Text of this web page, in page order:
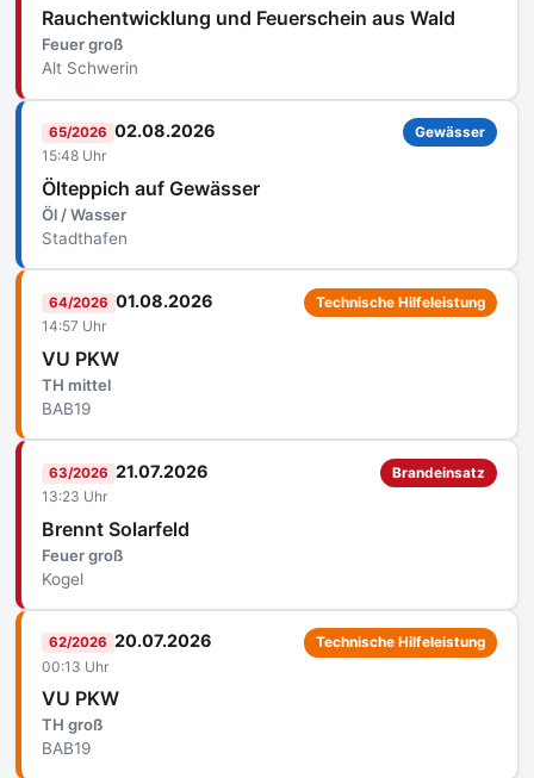
Rauchentwicklung und Feuerschein aus Wald
Feuer groß
Alt Schwerin
65/2026 02.08.2026
15:48 Uhr
Ölteppich auf Gewässer
Öl / Wasser
Stadthafen
Gewässer
64/2026 01.08.2026
14:57 Uhr
VU PKW
TH mittel
BAB19
Technische Hilfeleistung
63/2026 21.07.2026
13:23 Uhr
Brennt Solarfeld
Feuer groß
Kogel
Brandeinsatz
62/2026 20.07.2026
00:13 Uhr
VU PKW
TH groß
BAB19
Technische Hilfeleistung